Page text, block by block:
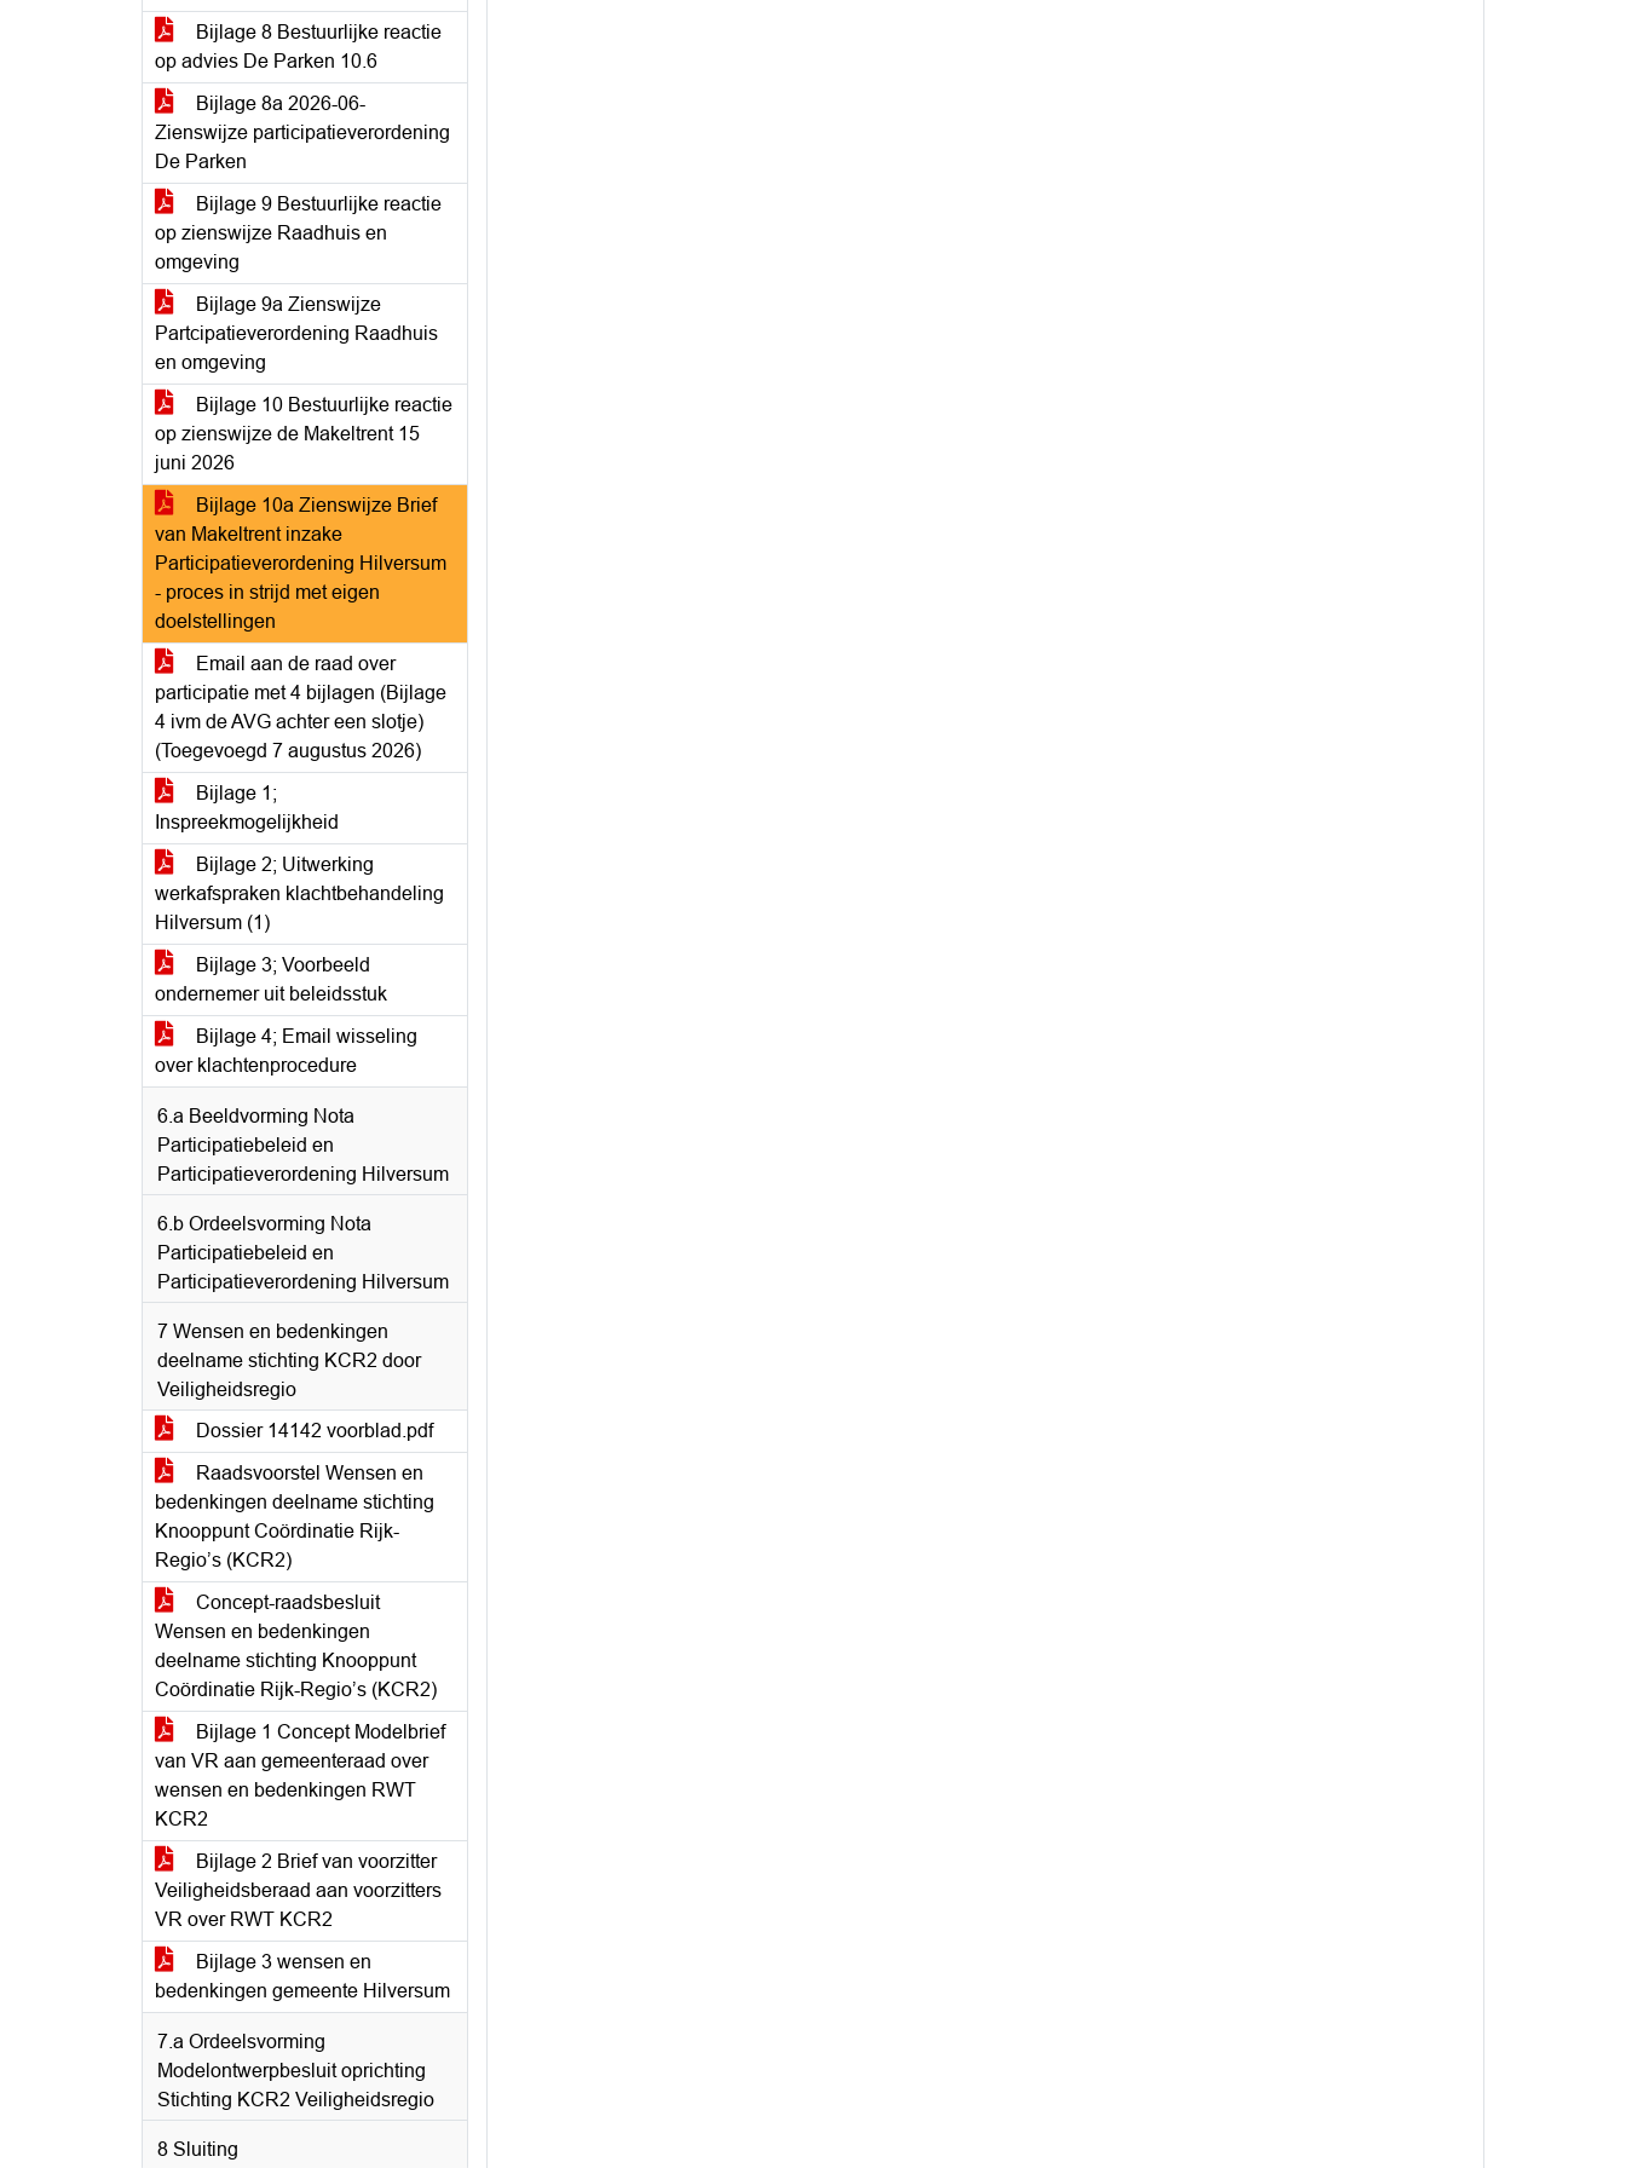
Bijlage 8 Bestuurlijke reactie
op advies De Parken 10.6
Bijlage 8a 2026-06-
Zienswijze participatieverordening
De Parken
Bijlage 9 Bestuurlijke reactie
op zienswijze Raadhuis en
omgeving
Bijlage 9a Zienswijze
Partcipatieverordening Raadhuis
en omgeving
Bijlage 10 Bestuurlijke reactie
op zienswijze de Makeltrent 15
juni 2026
Bijlage 10a Zienswijze Brief
van Makeltrent inzake
Participatieverordening Hilversum
- proces in strijd met eigen
doelstellingen
Email aan de raad over
participatie met 4 bijlagen (Bijlage
4 ivm de AVG achter een slotje)
(Toegevoegd 7 augustus 2026)
Bijlage 1;
Inspreekmogelijkheid
Bijlage 2; Uitwerking
werkafspraken klachtbehandeling
Hilversum (1)
Bijlage 3; Voorbeeld
ondernemer uit beleidsstuk
Bijlage 4; Email wisseling
over klachtenprocedure
6.a Beeldvorming Nota
Participatiebeleid en
Participatieverordening Hilversum
6.b Ordeelsvorming Nota
Participatiebeleid en
Participatieverordening Hilversum
7 Wensen en bedenkingen
deelname stichting KCR2 door
Veiligheidsregio
Dossier 14142 voorblad.pdf
Raadsvoorstel Wensen en
bedenkingen deelname stichting
Knooppunt Coördinatie Rijk-
Regio’s (KCR2)
Concept-raadsbesluit
Wensen en bedenkingen
deelname stichting Knooppunt
Coördinatie Rijk-Regio’s (KCR2)
Bijlage 1 Concept Modelbrief
van VR aan gemeenteraad over
wensen en bedenkingen RWT
KCR2
Bijlage 2 Brief van voorzitter
Veiligheidsberaad aan voorzitters
VR over RWT KCR2
Bijlage 3 wensen en
bedenkingen gemeente Hilversum
7.a Ordeelsvorming
Modelontwerpbesluit oprichting
Stichting KCR2 Veiligheidsregio
8 Sluiting